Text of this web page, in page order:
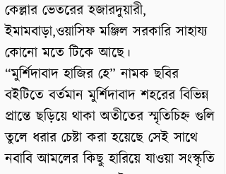
কেল্লার ভেতরের হজারদুয়ারী,
ইমামবাড়া,ওয়াসিফ মঞ্জিল সরকারি সাহায্য
কোনো মতে টিকে আছে।
“মুর্শিদাবাদ হাজির হে” নামক ছবির
বইটিতে বর্তমান মুর্শিদাবাদ শহরের বিভিন্ন
প্রান্তে ছড়িয়ে থাকা অতীতের স্মৃতিচিহ্ন গুলি
তুলে ধরার চেষ্টা করা হয়েছে সেই সাথে
নবাবি আমলের কিছু হারিয়ে যাওয়া সংস্কৃতি